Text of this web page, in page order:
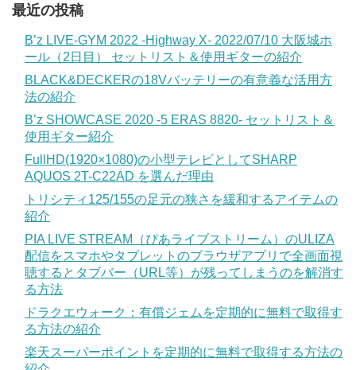
最近の投稿
B’z LIVE-GYM 2022 -Highway X- 2022/07/10 大阪城ホ
ール（2日目） セットリスト＆使用ギターの紹介
BLACK&DECKERの18Vバッテリーの有意義な活用方
法の紹介
B’z SHOWCASE 2020 -5 ERAS 8820- セットリスト＆
使用ギター紹介
FullHD(1920×1080)の小型テレビとしてSHARP
AQUOS 2T-C22AD を選んだ理由
トリシティ125/155の足元の狭さを緩和するアイテムの
紹介
PIA LIVE STREAM（ぴあライブストリーム）のULIZA
配信をスマホやタブレットのブラウザアプリで全画面視
聴するとタブバー（URL等）が残ってしまうのを解消す
る方法
ドラクエウォーク：有償ジェムを定期的に無料で取得す
る方法の紹介
楽天スーパーポイントを定期的に無料で取得する方法の